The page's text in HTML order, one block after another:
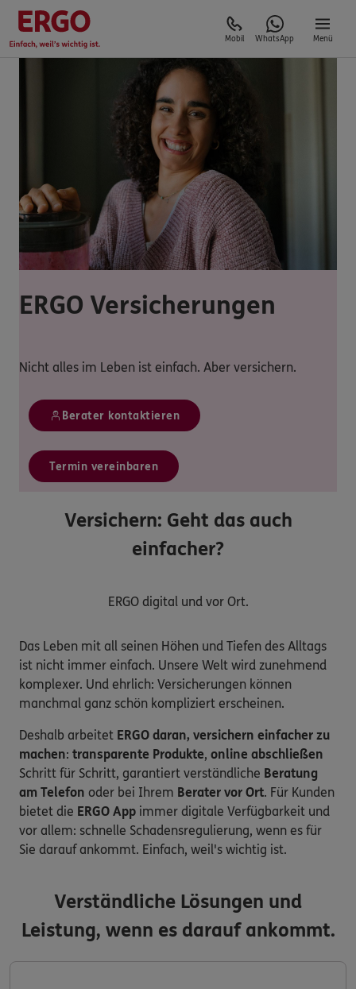
Mobil WhatsApp Menü
ERGO Versicherungen
Nicht alles im Leben ist einfach. Aber versichern.
Berater kontaktieren
Termin vereinbaren
Versichern: Geht das auch
einfacher?
ERGO digital und vor Ort.
Das Leben mit all seinen Höhen und Tiefen des Alltags
ist nicht immer einfach. Unsere Welt wird zunehmend
komplexer. Und ehrlich: Versicherungen können
manchmal ganz schön kompliziert erscheinen.
Deshalb arbeitet ERGO daran, versichern einfacher zu
machen: transparente Produkte, online abschließen
Schritt für Schritt, garantiert verständliche Beratung
am Telefon oder bei Ihrem Berater vor Ort. Für Kunden
bietet die ERGO App immer digitale Verfügbarkeit und
vor allem: schnelle Schadensregulierung, wenn es für
Sie darauf ankommt. Einfach, weil's wichtig ist.
Verständliche Lösungen und
Leistung, wenn es darauf ankommt.